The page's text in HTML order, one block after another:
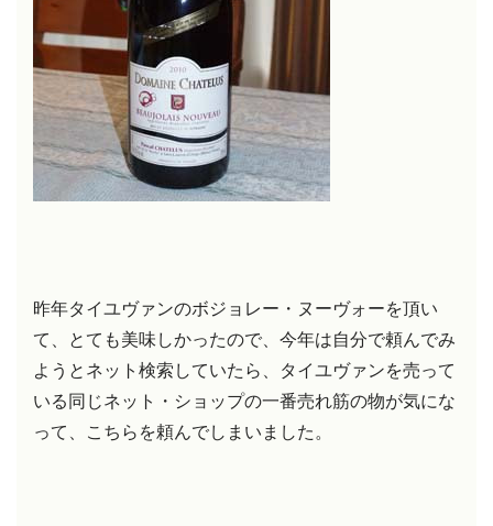
昨年タイユヴァンのボジョレー・ヌーヴォーを頂い
て、とても美味しかったので、今年は自分で頼んでみ
ようとネット検索していたら、タイユヴァンを売って
いる同じネット・ショップの一番売れ筋の物が気にな
って、こちらを頼んでしまいました。